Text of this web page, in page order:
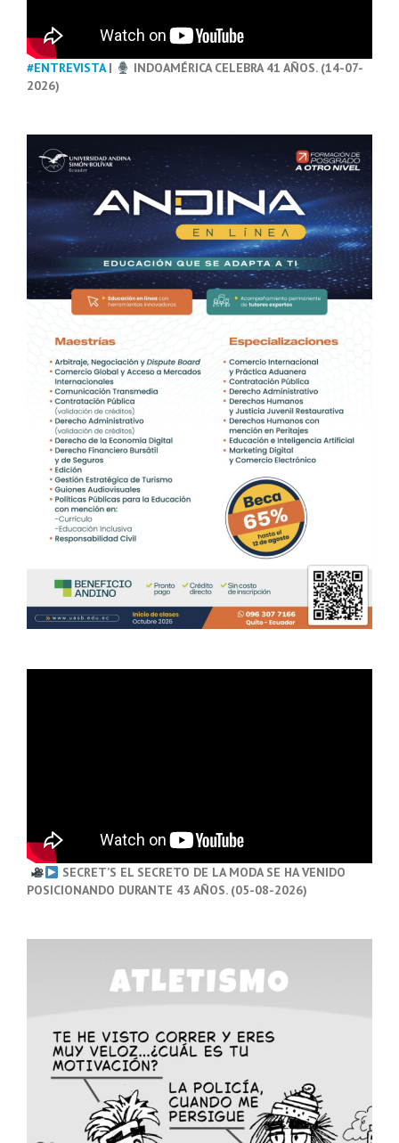
#ENTREVISTA|
INDOAMÉRICA CELEBRA 41 AÑOS. (14-07-
2026)
SECRET’S EL SECRETO DE LA MODA SE HA VENIDO
POSICIONANDO DURANTE 43 AÑOS. (05-08-2026)